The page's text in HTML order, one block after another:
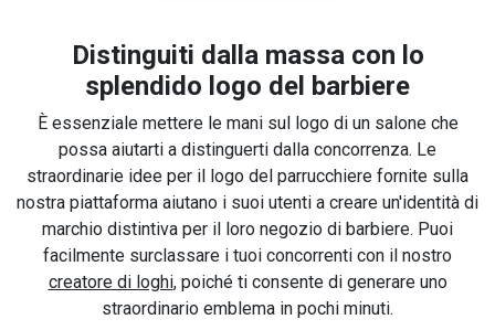
Distinguiti dalla massa con lo
splendido logo del barbiere
È essenziale mettere le mani sul logo di un salone che
possa aiutarti a distinguerti dalla concorrenza. Le
straordinarie idee per il logo del parrucchiere fornite sulla
nostra piattaforma aiutano i suoi utenti a creare un'identità di
marchio distintiva per il loro negozio di barbiere. Puoi
facilmente surclassare i tuoi concorrenti con il nostro
creatore di loghi, poiché ti consente di generare uno
straordinario emblema in pochi minuti.